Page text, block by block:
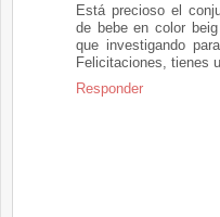
Está precioso el
de bebe en color
que investigando
Felicitaciones, tienes
Responder